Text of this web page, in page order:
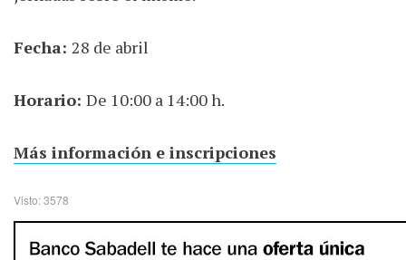
Fecha: 28 de abril
Horario: De 10:00 a 14:00 h.
Más información e inscripciones
Visto: 3578